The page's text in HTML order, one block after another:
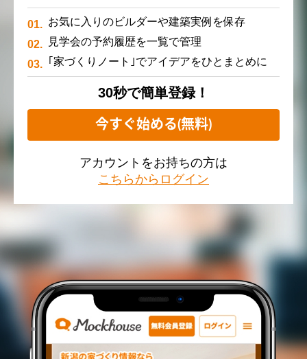
お気に入りのビルダーや建築実例を保存
見学会の予約履歴を一覧で管理
｢家づくりノート｣でアイデアをひとまとめに
30秒で簡単登録！
今すぐ始める(無料)
アカウントをお持ちの方は
こちらからログイン